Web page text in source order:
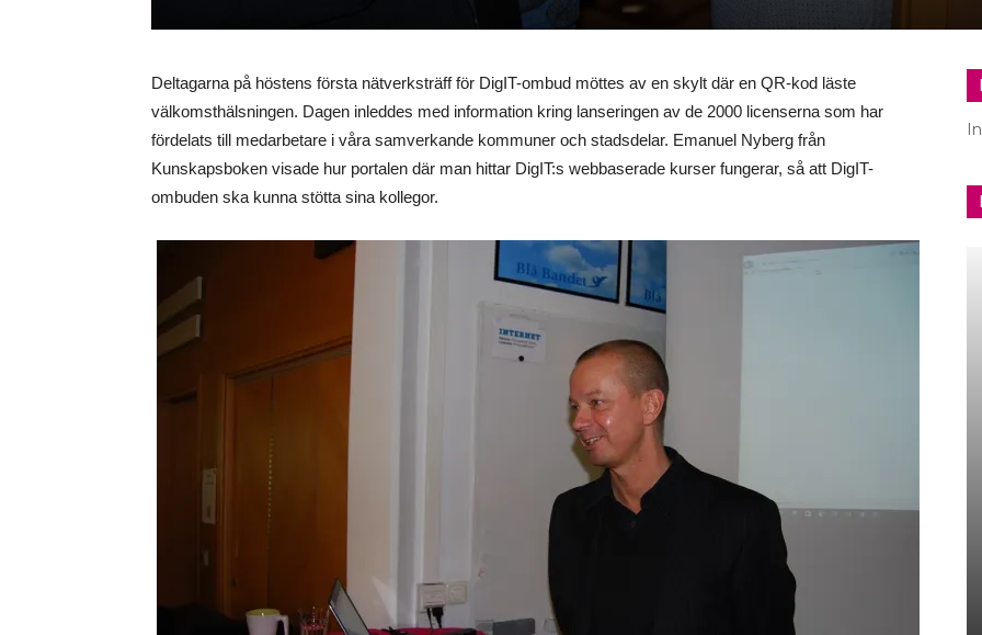
Deltagarna på höstens första nätverksträff för DigIT-ombud möttes av en skylt där en QR-kod läste
välkomsthälsningen. Dagen inleddes med information kring lanseringen av de 2000 licenserna som har
fördelats till medarbetare i våra samverkande kommuner och stadsdelar. Emanuel Nyberg från
Kunskapsboken visade hur portalen där man hittar DigIT:s webbaserade kurser fungerar, så att DigIT-
ombuden ska kunna stötta sina kollegor.